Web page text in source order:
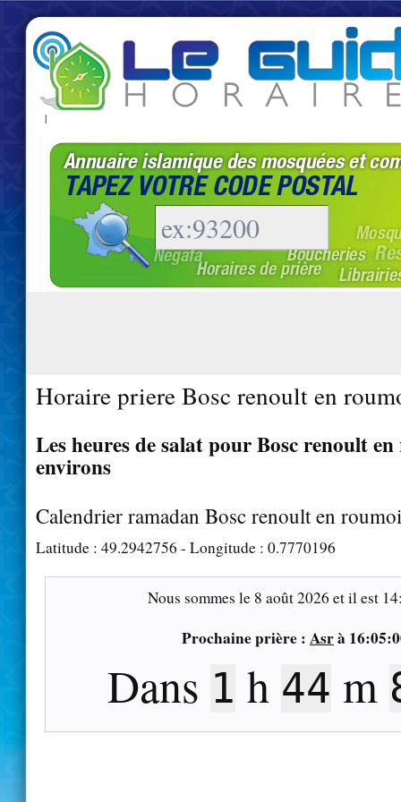
|
Horaire priere Bosc renoult en
Les heures de salat pour Bosc renoult en
environs
Calendrier ramadan Bosc renoult en
Latitude : 49.2942756 - Longitude : 0.7770196
Nous sommes le 8 août 2026 et il est
Prochaine prière : Asrà
Dans 1 h 44 m